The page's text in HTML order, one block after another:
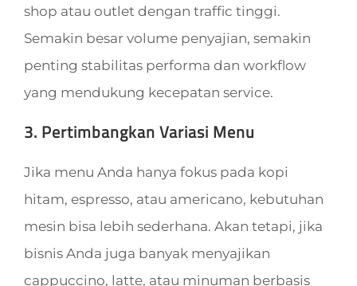
shop atau outlet dengan traffic tinggi.
Semakin besar volume penyajian, semakin
penting stabilitas performa dan workflow
yang mendukung kecepatan service.
3. Pertimbangkan Variasi Menu
Jika menu Anda hanya fokus pada kopi
hitam, espresso, atau americano, kebutuhan
mesin bisa lebih sederhana. Akan tetapi, jika
bisnis Anda juga banyak menyajikan
cappuccino, latte, atau minuman berbasis